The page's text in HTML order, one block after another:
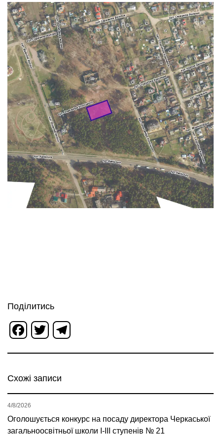
Поділитись
Facebook
Twitter
Схожі записи
Оголошується конкурс на посаду директора Черкаської
загальноосвітньої школи І-ІІІ ступенів № 21
4/8/2026